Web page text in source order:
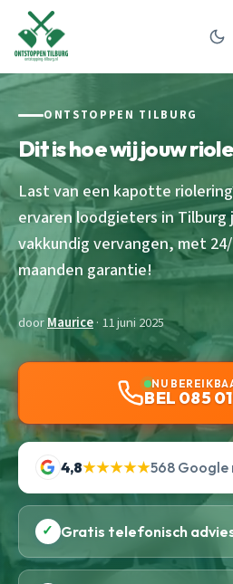
ONTSTOPPEN TILBURG
Dit is hoe wij jouw
Last van een kapotte
ervaren loodgieters in Tilburg
vakkundig vervangen, met
maanden garantie!
doorMaurice· 11 juni 2025
NU
BEL 085
4,8★★★★★568 Google
✓ Gratis telefonisch